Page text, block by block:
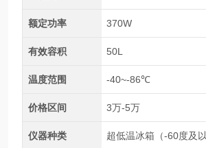
额定功率 370W
有效容积 50L
温度范围 -40~-86℃
价格区间 3万-5万
仪器种类 超低温冰箱（-60度及以